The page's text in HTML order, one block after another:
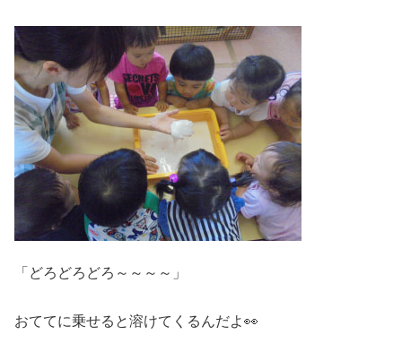
「どろどろどろ～～～～」
おててに乗せると溶けてくるんだよ👀